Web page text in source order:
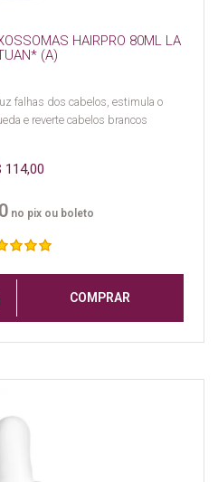
HAIRPRO 80ML LA
(A)
falhas dos cabelos, estimula o
e reverte cabelos brancos
114,00
no pix ou boleto
COMPRAR